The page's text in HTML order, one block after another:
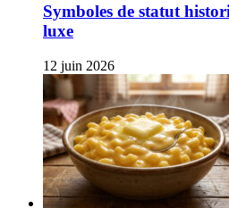
Symboles de statut
luxe
12 juin 2026